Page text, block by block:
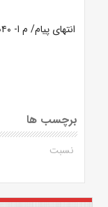
انتهای پیام/ م ا- ۳۰۴۰
برچسب ها
نسبت